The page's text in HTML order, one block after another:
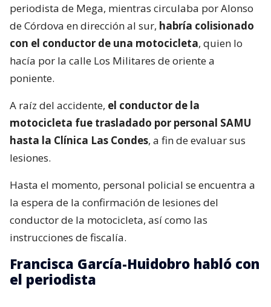
periodista de Mega, mientras circulaba por Alonso
de Córdova en dirección al sur, habría colisionado
con el conductor de una motocicleta, quien lo
hacía por la calle Los Militares de oriente a
poniente.
A raíz del accidente, el conductor de la
motocicleta fue trasladado por personal SAMU
hasta la Clínica Las Condes, a fin de evaluar sus
lesiones.
Hasta el momento, personal policial se encuentra a
la espera de la confirmación de lesiones del
conductor de la motocicleta, así como las
instrucciones de fiscalía.
Francisca García-Huidobro habló con
el periodista